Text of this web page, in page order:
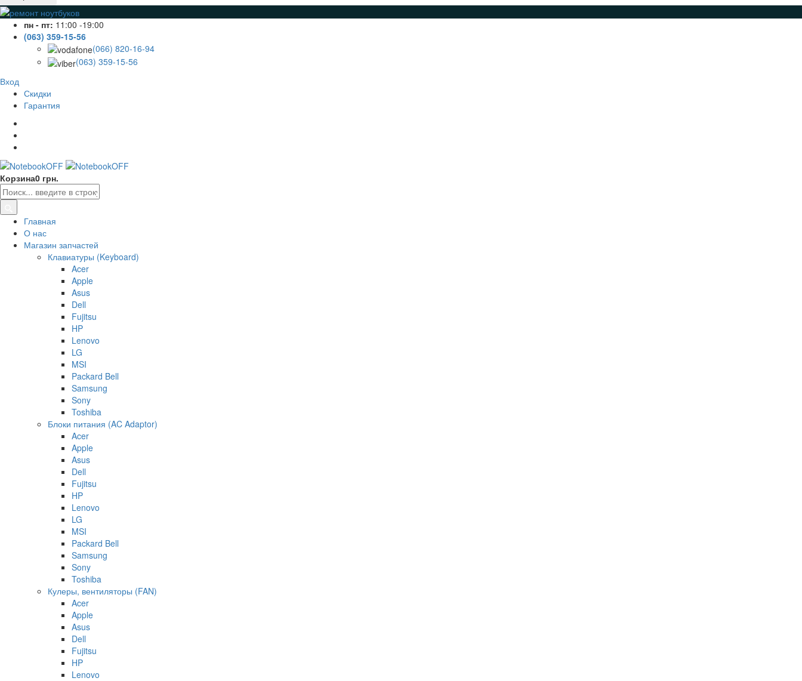
пн - пт: 11:00 -19:00
(063) 359-15-56
(066) 820-16-94
(063) 359-15-56
Вход
Скидки
Гарантия
Корзина0 грн.
Главная
О нас
Магазин запчастей
Клавиатуры (Keyboard)
Acer
Apple
Asus
Dell
Fujitsu
HP
Lenovo
LG
MSI
Packard Bell
Samsung
Sony
Toshiba
Блоки питания (AC Adaptor)
Acer
Apple
Asus
Dell
Fujitsu
HP
Lenovo
LG
MSI
Packard Bell
Samsung
Sony
Toshiba
Кулеры, вентиляторы (FAN)
Acer
Apple
Asus
Dell
Fujitsu
HP
Lenovo